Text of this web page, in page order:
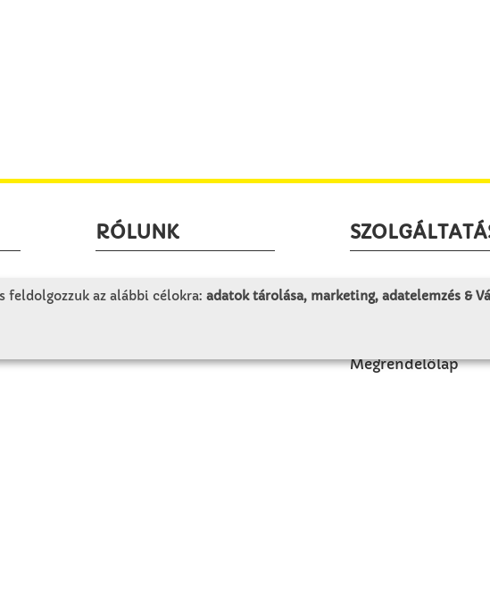
RÓLUNK
Céglátogatás
Minden egy
Megrendelőlap
feldolgozzuk az alábbi célokra: adatok tárolása, marketing, adatelemzés &